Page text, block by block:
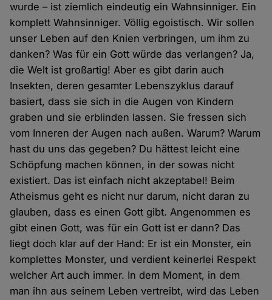
wurde – ist ziemlich eindeutig ein Wahnsinniger. Ein
komplett Wahnsinniger. Völlig egoistisch. Wir sollen
unser Leben auf den Knien verbringen, um ihm zu
danken? Was für ein Gott würde das verlangen? Ja,
die Welt ist großartig! Aber es gibt darin auch
Insekten, deren gesamter Lebenszyklus darauf
basiert, dass sie sich in die Augen von Kindern
graben und sie erblinden lassen. Sie fressen sich
vom Inneren der Augen nach außen. Warum? Warum
hast du uns das gegeben? Du hättest leicht eine
Schöpfung machen können, in der sowas nicht
existiert. Das ist einfach nicht akzeptabel! Beim
Atheismus geht es nicht nur darum, nicht daran zu
glauben, dass es einen Gott gibt. Angenommen es
gibt einen Gott, was für ein Gott ist er dann? Das
liegt doch klar auf der Hand: Er ist ein Monster, ein
komplettes Monster, und verdient keinerlei Respekt
welcher Art auch immer. In dem Moment, in dem
man ihn aus seinem Leben vertreibt, wird das Leben